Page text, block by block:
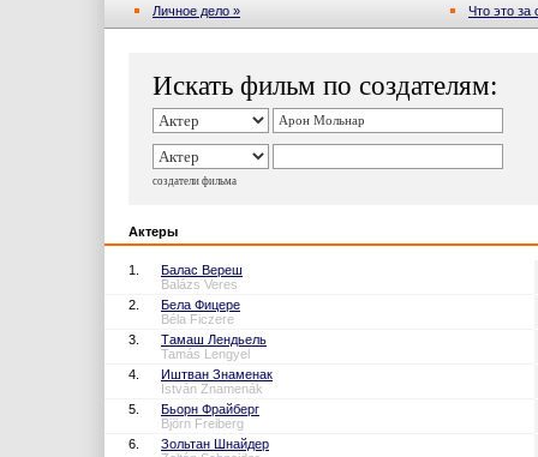
Личное дело » Что это за
Искать фильм по создателям:
создатели фильма
Актеры
1.
Балас Вереш
Balázs Veres
2.
Бела Фицере
Béla Ficzere
3.
Тамаш Лендьель
Tamás Lengyel
4.
Иштван Знаменак
István Znamenák
5.
Бьорн Фрайберг
Björn Freiberg
6.
Зольтан Шнайдер